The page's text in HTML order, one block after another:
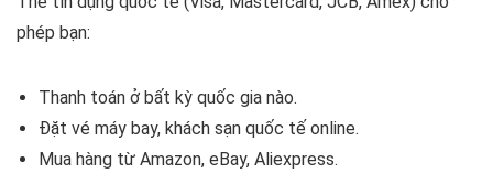
phép bạn:
Thanh toán ở bất kỳ quốc gia nào.
Đặt vé máy bay, khách sạn quốc tế online.
Mua hàng từ Amazon, eBay, Aliexpress.